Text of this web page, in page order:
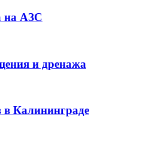
на АЗС
и дренажа
в Калининграде